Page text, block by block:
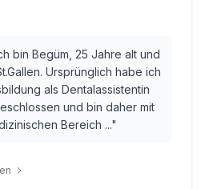
bin Begüm, 25 Jahre alt und
Ursprünglich habe ich
als Dentalassistentin
und bin daher mit
Bereich ..."